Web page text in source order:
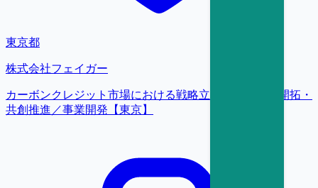
東京都
株式会社フェイガー
カーボンクレジット市場における戦略立案および顧客開拓・
共創推進／事業開発【東京】